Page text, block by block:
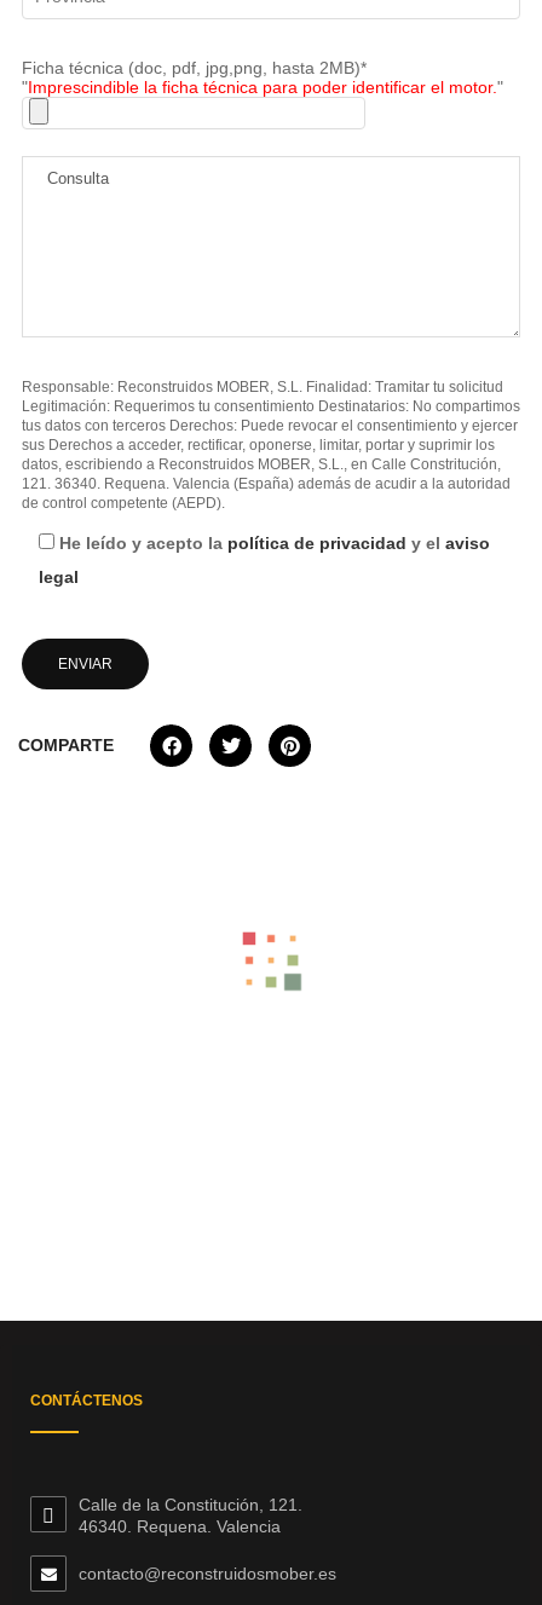
Ficha técnica (doc, pdf, jpg,png, hasta 2MB)*
"Imprescindible la ficha técnica para poder identificar el motor."
Responsable: Reconstruidos MOBER, S.L. Finalidad: Tramitar tu solicitud
Legitimación: Requerimos tu consentimiento Destinatarios: No compartimos
tus datos con terceros Derechos: Puede revocar el consentimiento y ejercer
sus Derechos a acceder, rectificar, oponerse, limitar, portar y suprimir los
datos, escribiendo a Reconstruidos MOBER, S.L., en Calle Constritución,
121. 36340. Requena. Valencia (España) además de acudir a la autoridad
de control competente (AEPD).
He leído y acepto la política de privacidad y el aviso
legal
COMPARTE
CONTÁCTENOS
Calle de la Constitución, 121.
46340. Requena. Valencia
contacto@reconstruidosmober.es